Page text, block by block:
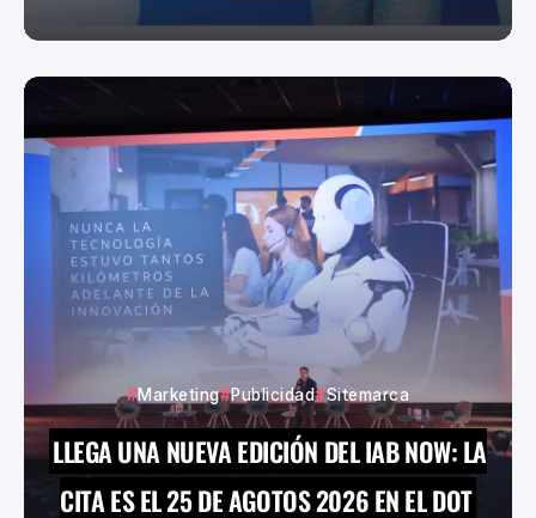
Marketing Publicidad Sitemarca
LLEGA UNA NUEVA EDICIÓN DEL IAB NOW: LA
CITA ES EL 25 DE AGOTOS 2026 EN EL DOT